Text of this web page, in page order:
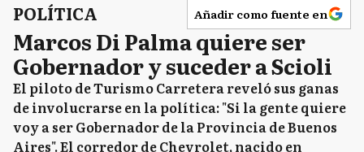
POLÍTICA Añadir como fuente en
Marcos Di Palma quiere ser
Gobernador y suceder a Scioli
El piloto de Turismo Carretera reveló sus ganas
de involucrarse en la política: "Si la gente quiere
voy a ser Gobernador de la Provincia de Buenos
Aires". El corredor de Chevrolet, nacido en